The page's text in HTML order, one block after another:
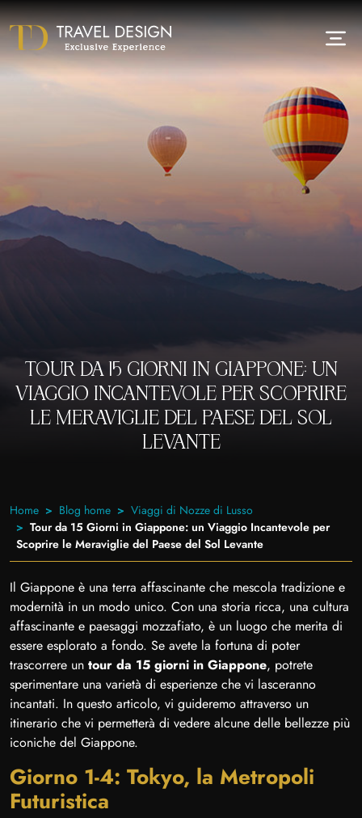
TOUR DA 15 GIORNI IN GIAPPONE: UN
VIAGGIO INCANTEVOLE PER SCOPRIRE
LE MERAVIGLIE DEL PAESE DEL SOL
LEVANTE
Home Blog home
Viaggi di Nozze di Lusso
Tour da 15 Giorni in Giappone: un Viaggio Incantevole per
Scoprire le Meraviglie del Paese del Sol Levante
Il Giappone è una terra affascinante che mescola tradizione e
modernità in un modo unico. Con una storia ricca, una cultura
affascinante e paesaggi mozzafiato, è un luogo che merita di
essere esplorato a fondo. Se avete la fortuna di poter
trascorrere un tour da 15 giorni in Giappone, potrete
sperimentare una varietà di esperienze che vi lasceranno
incantati. In questo articolo, vi guideremo attraverso un
itinerario che vi permetterà di vedere alcune delle bellezze più
iconiche del Giappone.
Giorno 1-4: Tokyo, la Metropoli
Futuristica